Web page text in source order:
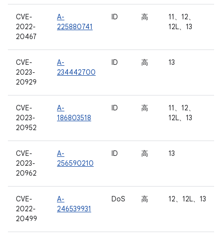
CVE-
2022-
20467
A-
225880741
ID 高
11、12、
12L、13
CVE-
2023-
20929
A-
234442700
ID 高 13
CVE-
2023-
20952
A-
186803518
ID 高
11、12、
12L、13
CVE-
2023-
20962
A-
256590210
ID 高 13
CVE-
2022-
20499
A-
246539931
DoS 高 12、12L、13